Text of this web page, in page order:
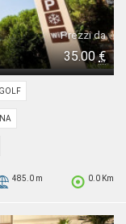
Prezzi da
35.00€
0.0 Km
485.0 m